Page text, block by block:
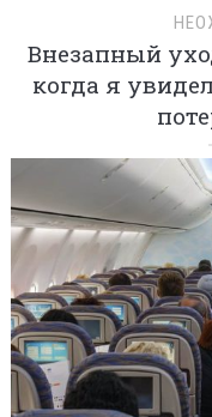
Внезапный
когда я